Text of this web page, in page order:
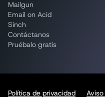
Mailgun
Email on Acid
Sinch
Contáctanos
Pruébalo gratis
Política de privacidad